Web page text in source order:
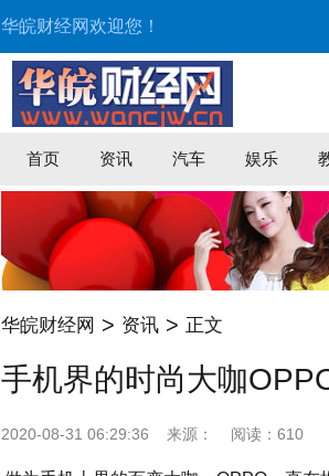
华皖财经网欢迎您！
首页 资讯 汽车 娱乐
华皖财经网 > 资讯 > 正文
手机界的时尚大咖
2020-08-31 06:29:36 来源： 阅读：610